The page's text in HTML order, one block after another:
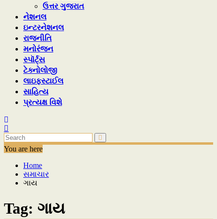
ઉત્તર ગુજરાત
નેશનલ
ઇન્ટરનેશનલ
રાજનીતિ
મનોરંજન
સ્પૉર્ટ્સ
ટેક્નોલોજી
લાઇફસ્ટાઈલ
સાહિત્ય
પ્રત્યક્ષ વિશે
You are here
Home
સમાચાર
ગાય
Tag: ગાય